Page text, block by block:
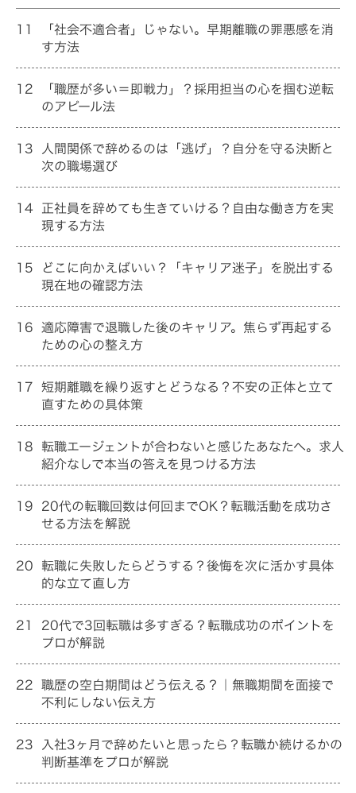
11
「社会不適合者」じゃない。早期離職の罪悪感を消
す方法
12
「職歴が多い＝即戦力」？採用担当の心を掴む逆転
のアピール法
13 人間関係で辞めるのは「逃げ」？自分を守る決断と
次の職場選び
14 正社員を辞めても生きていける？自由な働き方を実
現する方法
15 どこに向かえばいい？「キャリア迷子」を脱出する
現在地の確認方法
16 適応障害で退職した後のキャリア。焦らず再起する
ための心の整え方
17 短期離職を繰り返すとどうなる？不安の正体と立て
直すための具体策
18 転職エージェントが合わないと感じたあなたへ。求人
紹介なしで本当の答えを見つける方法
19 20代の転職回数は何回までOK？転職活動を成功さ
せる方法を解説
20 転職に失敗したらどうする？後悔を次に活かす具体
的な立て直し方
21
20代で3回転職は多すぎる？転職成功のポイントを
プロが解説
22 職歴の空白期間はどう伝える？｜無職期間を面接で
不利にしない伝え方
23 入社3ヶ月で辞めたいと思ったら？転職か続けるかの
判断基準をプロが解説